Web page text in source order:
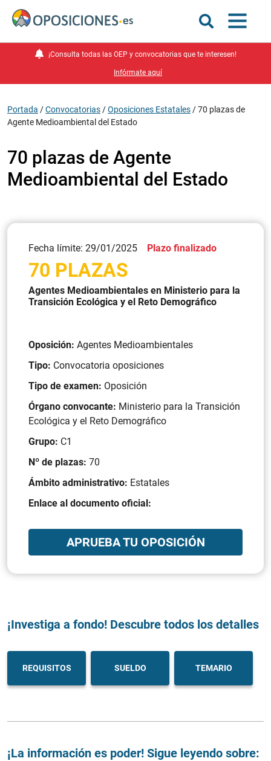
¡Consulta todas las OEP y convocatorias que te interesen!
Infórmate aquí
Portada /Convocatorias /Oposiciones Estatales /70 plazas de
Agente Medioambiental del Estado
70 plazas de Agente
Medioambiental del Estado
Fecha límite: 29/01/2025 Plazo finalizado
70 PLAZAS
Agentes Medioambientales en Ministerio para la
Transición Ecológica y el Reto Demográfico
Oposición: Agentes Medioambientales
Tipo: Convocatoria oposiciones
Tipo de examen: Oposición
Órgano convocante: Ministerio para la Transición
Ecológica y el Reto Demográfico
Grupo: C1
Nº de plazas: 70
Ámbito administrativo: Estatales
Enlace al documento oficial:
APRUEBA TU OPOSICIÓN
¡Investiga a fondo! Descubre todos los detalles
REQUISITOS SUELDO TEMARIO
¡La información es poder! Sigue leyendo sobre: